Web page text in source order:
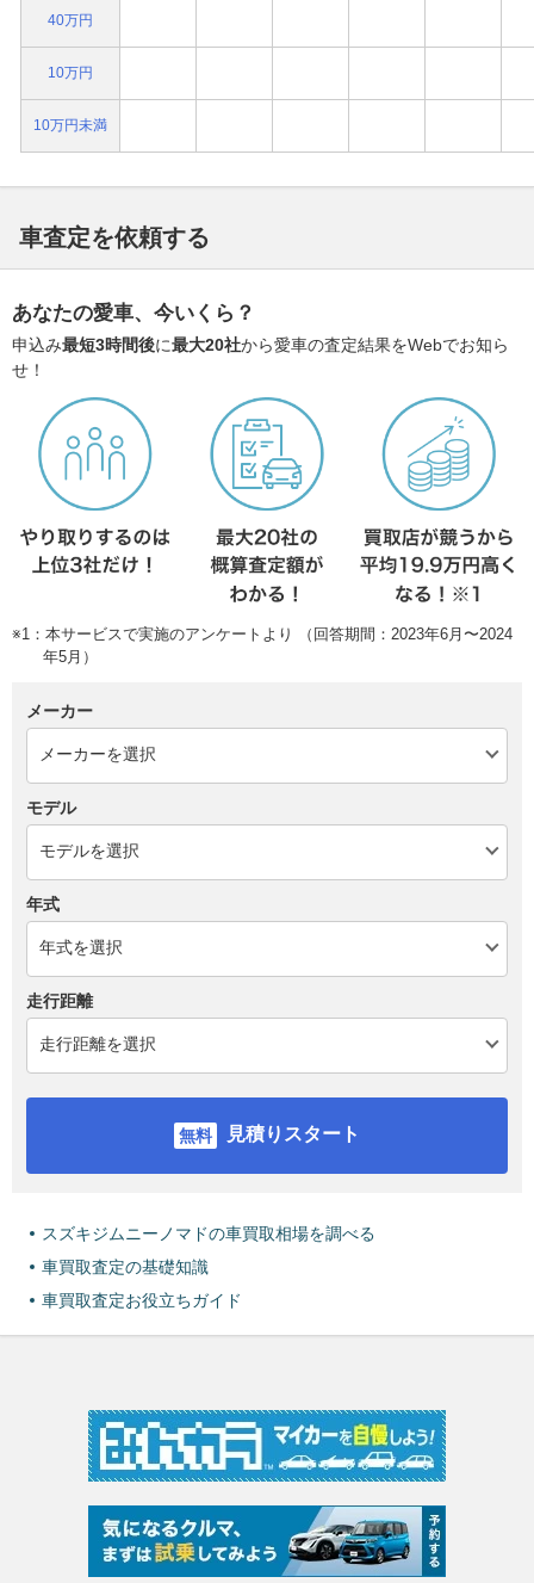
40万円
10万円
10万円未満
車査定を依頼する
あなたの愛車、今いくら？
申込み最短3時間後に最大20社から愛車の査定結果をWebでお知ら
せ！
※1：本サービスで実施のアンケートより （回答期間：2023年6月〜2024
年5月）
メーカー
モデル
年式
走行距離
見積りスタート
スズキジムニーノマドの車買取相場を調べる
車買取査定の基礎知識
車買取査定お役立ちガイド